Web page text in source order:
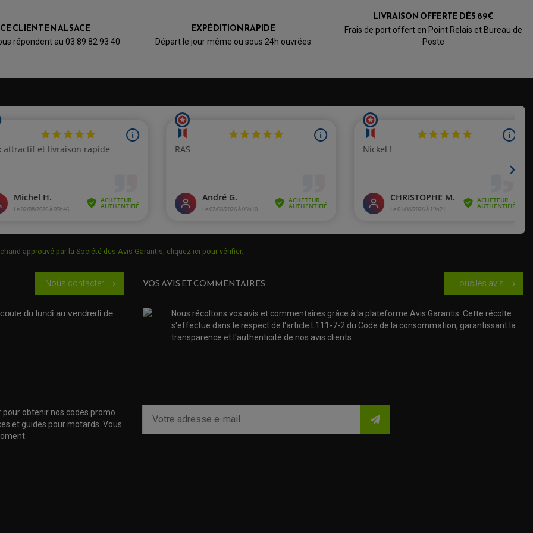
4★ 5★
Basé sur 2 avis
CLIENT EN ALSACE
répondent au 03 89 82 93 40
EXPÉDITION RAPIDE
Départ le jour même ou sous 24h ouvrées
LIVRAISON OFFERTE DÈS 89€
Frais de port offert en Point Relais et Bureau de
Poste
approuvé par la Société des Avis Garantis, cliquez ici pour vérifier.
Nous contacter chevron_right
du lundi au vendredi de
VOS AVIS ET COMMENTAIRES Tous les avis chevron_right
Nous récoltons vos avis et commentaires grâce à la plateforme Avis Garantis. Cette récolte
s'effectue dans le respect de l'article L111-7-2 du Code de la consommation, garantissant la
transparence et l'authenticité de nos avis clients.
obtenir nos codes promo
et guides pour motards. Vous